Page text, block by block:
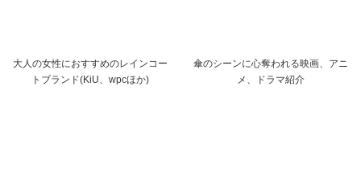
大人の女性におすすめのレインコー
トブランド(KiU、wpcほか)
傘のシーンに心奪われる映画、アニ
メ、ドラマ紹介